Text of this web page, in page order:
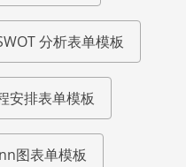
分析表单模板
安排表单模板
图表单模板